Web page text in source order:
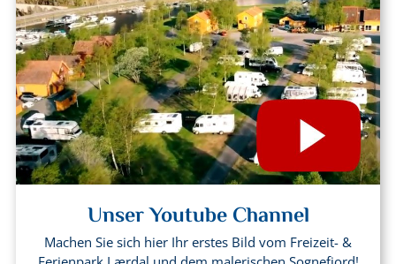
Unser Youtube Channel
Machen Sie sich hier Ihr erstes Bild vom Freizeit- &